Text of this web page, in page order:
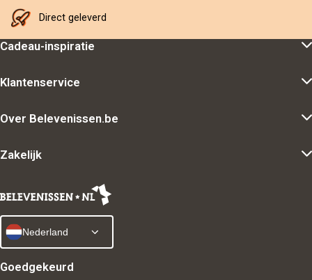
Direct geleverd
Cadeau-inspiratie
Klantenservice
Over Belevenissen.be
Zakelijk
Nederland
Goedgekeurd